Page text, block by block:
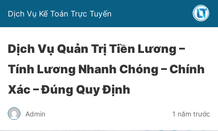
Dịch Vụ Kế Toán Trực Tuyến
Dịch Vụ Quản Trị Tiền Lương –
Tính Lương Nhanh Chóng – Chính
Xác – Đúng Quy Định
Admin 1 năm trước